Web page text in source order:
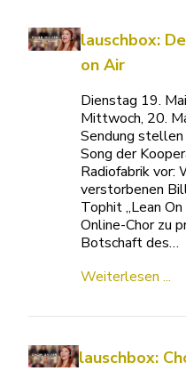
lauschbox:
on Air
Dienstag 19.
Mittwoch, 20.
Sendung
Song der
Radiofabrik vor:
verstorbenen
Tophit „Lean
Online-Chor zu
Botschaft des…
Weiterlesen ...
lauschbox: